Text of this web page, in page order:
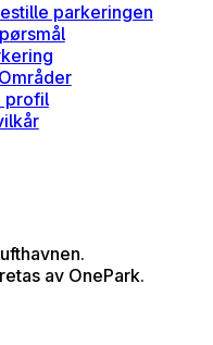
parkeringen
profil
av OnePark.